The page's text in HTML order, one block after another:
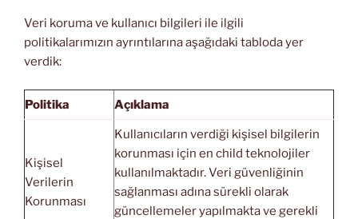
Veri koruma ve kullanıcı bilgileri ile ilgili
politikalarımızın ayrıntılarına aşağıdaki tabloda yer
verdik:
Politika Açıklama
Kişisel
Verilerin
Korunması
Kullanıcıların verdiği kişisel bilgilerin
korunması için en child teknolojiler
kullanılmaktadır. Veri güvenliğinin
sağlanması adına sürekli olarak
güncellemeler yapılmakta ve gerekli